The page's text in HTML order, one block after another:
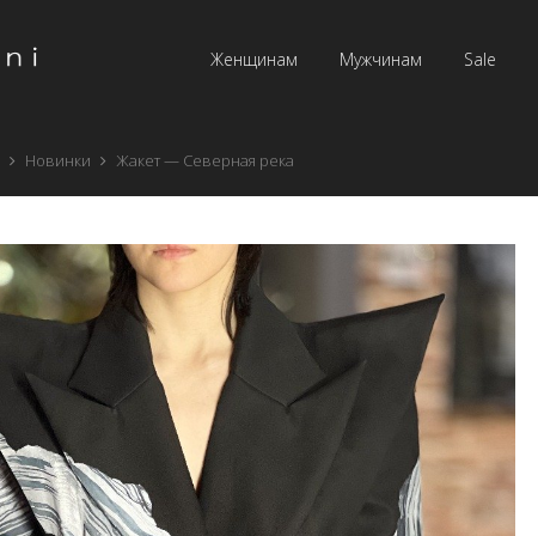
Женщинам Мужчинам Sale
Новинки Жакет — Северная река